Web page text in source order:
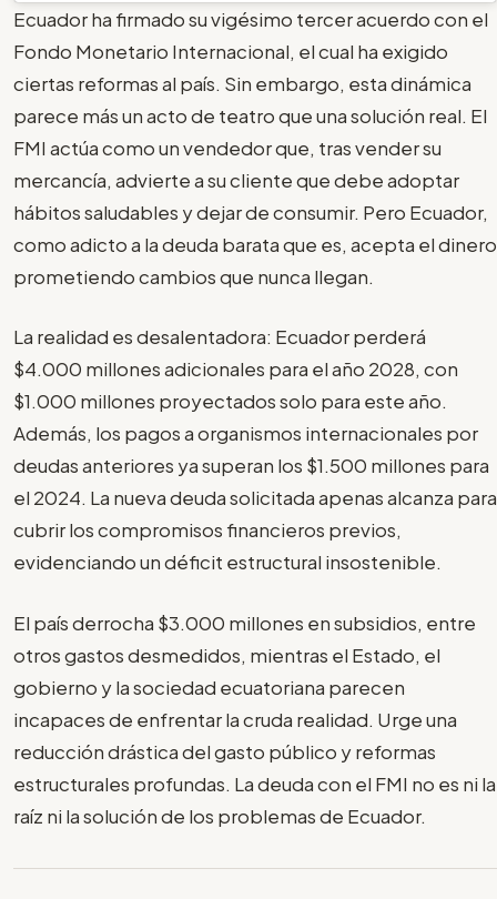
Ecuador ha firmado su vigésimo tercer acuerdo con el
Fondo Monetario Internacional, el cual ha exigido
ciertas reformas al país. Sin embargo, esta dinámica
parece más un acto de teatro que una solución real. El
FMI actúa como un vendedor que, tras vender su
mercancía, advierte a su cliente que debe adoptar
hábitos saludables y dejar de consumir. Pero Ecuador,
como adicto a la deuda barata que es, acepta el dinero
prometiendo cambios que nunca llegan.
La realidad es desalentadora: Ecuador perderá
$4.000 millones adicionales para el año 2028, con
$1.000 millones proyectados solo para este año.
Además, los pagos a organismos internacionales por
deudas anteriores ya superan los $1.500 millones para
el 2024. La nueva deuda solicitada apenas alcanza para
cubrir los compromisos financieros previos,
evidenciando un déficit estructural insostenible.
El país derrocha $3.000 millones en subsidios, entre
otros gastos desmedidos, mientras el Estado, el
gobierno y la sociedad ecuatoriana parecen
incapaces de enfrentar la cruda realidad. Urge una
reducción drástica del gasto público y reformas
estructurales profundas. La deuda con el FMI no es ni la
raíz ni la solución de los problemas de Ecuador.